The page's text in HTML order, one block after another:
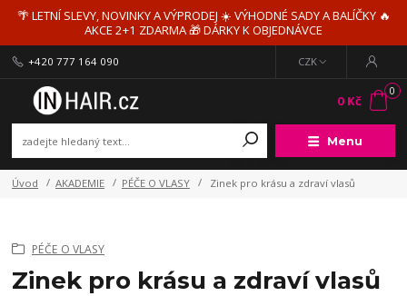
🌴 LETNÍ SLEVY, NOVINKY A VÝPRODEJ ☀️ VÝHODNÉ SADY A BALÍČKY 🔥
AKCE 2+1 ZDARMA 🎁 DÁRKY K OBJEDNÁVCE
Menu
CZK
+420 777 164 090
0
0 Kč
Úvod AKADEMIE PÉČE O VLASY Zinek pro krásu a zdraví vlasů
PÉČE O VLASY
Zinek pro krásu a zdraví vlasů